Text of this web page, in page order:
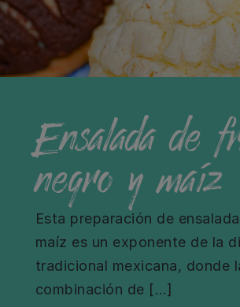
Ensalada de
negro y maíz
Esta preparación de
maíz es un exponente de la
tradicional mexicana, donde
combinación de […]